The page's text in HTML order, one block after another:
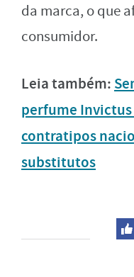
da marca, o que
consumidor.
Leia também:
perfume Invictus
contratipos
substitutos